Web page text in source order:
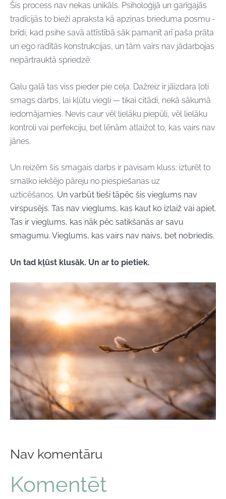
Šis process nav nekas unikāls. Psiholoģijā un garīgajās
tradīcijās to bieži apraksta kā apziņas brieduma posmu -
brīdi, kad psihe savā attīstībā sāk pamanīt arī paša prāta
un ego radītās konstrukcijas, un tām vairs nav jādarbojas
nepārtrauktā spriedzē.
Galu galā tas viss pieder pie ceļa. Dažreiz ir jāizdara ļoti
smags darbs, lai kļūtu viegli — tikai citādi, nekā sākumā
iedomājamies. Nevis caur vēl lielāku piepūli, vēl lielāku
kontroli vai perfekciju, bet lēnām atlaižot to, kas vairs nav
jānes.
Un reizēm šis smagais darbs ir pavisam kluss: izturēt to
smalko iekšējo pāreju no piespiešanas uz
uzticēšanos. Un varbūt tieši tāpēc šis vieglums nav
virspusējs. Tas nav vieglums, kas kaut ko izlaiž vai apiet.
Tas ir vieglums, kas nāk pēc satikšanās ar savu
smagumu. Vieglums, kas vairs nav naivs, bet nobriedis.
Un tad kļūst klusāk. Un ar to pietiek.
Nav komentāru
Komentēt